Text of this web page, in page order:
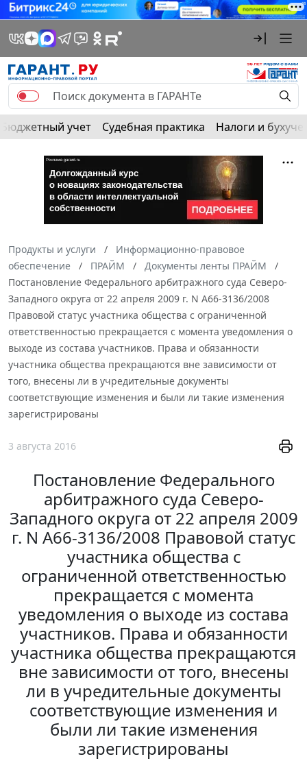
Бюджетный учет Судебная практика Налоги и
Продукты и услуги
Информационно-правовое
обеспечение
ПРАЙМ
Документы ленты ПРАЙМ
Постановление Федерального арбитражного суда Северо-
Западного округа от 22 апреля 2009 г. N А66-3136/2008
Правовой статус участника общества с ограниченной
ответственностью прекращается с момента уведомления о
выходе из состава участников. Права и обязанности
участника общества прекращаются вне зависимости от
того, внесены ли в учредительные документы
соответствующие изменения и были ли такие изменения
зарегистрированы
3 августа 2016
Постановление Федерального
арбитражного суда Северо-
Западного округа от 22 апреля 2009
г. N А66-3136/2008 Правовой статус
участника общества с
ограниченной ответственностью
прекращается с момента
уведомления о выходе из состава
участников. Права и обязанности
участника общества прекращаются
вне зависимости от того, внесены
ли в учредительные документы
соответствующие изменения и
были ли такие изменения
зарегистрированы